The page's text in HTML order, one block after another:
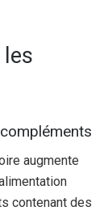
augmente
contenant des